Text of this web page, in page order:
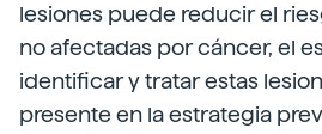
lesiones puede reducir el
no afectadas por cáncer, el
identificar y tratar estas
presente en la estrategia